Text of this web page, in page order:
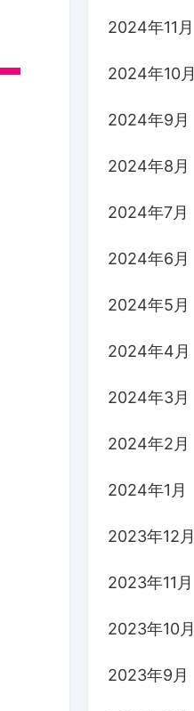
2024年11月
2024年10月
2024年9月
2024年8月
2024年7月
2024年6月
2024年5月
2024年4月
2024年3月
2024年2月
2024年1月
2023年12月
2023年11月
2023年10月
2023年9月